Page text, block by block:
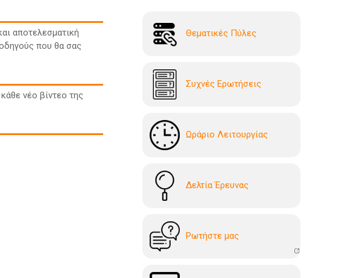
αποτελεσματική
που θα σας
νέο βίντεο της
Θεματικές Πύλες
Συχνές Ερωτήσεις
Ωράριο Λειτουργίας
Δελτία Έρευνας
Ρωτήστε μας